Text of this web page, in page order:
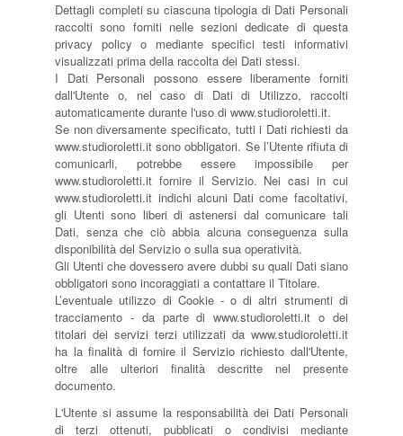
Dettagli completi su ciascuna tipologia di Dati Personali
raccolti sono forniti nelle sezioni dedicate di questa
privacy policy o mediante specifici testi informativi
visualizzati prima della raccolta dei Dati stessi.
I Dati Personali possono essere liberamente forniti
dall'Utente o, nel caso di Dati di Utilizzo, raccolti
automaticamente durante l'uso di www.studioroletti.it.
Se non diversamente specificato, tutti i Dati richiesti da
www.studioroletti.it sono obbligatori. Se l’Utente rifiuta di
comunicarli, potrebbe essere impossibile per
www.studioroletti.it fornire il Servizio. Nei casi in cui
www.studioroletti.it indichi alcuni Dati come facoltativi,
gli Utenti sono liberi di astenersi dal comunicare tali
Dati, senza che ciò abbia alcuna conseguenza sulla
disponibilità del Servizio o sulla sua operatività.
Gli Utenti che dovessero avere dubbi su quali Dati siano
obbligatori sono incoraggiati a contattare il Titolare.
L’eventuale utilizzo di Cookie - o di altri strumenti di
tracciamento - da parte di www.studioroletti.it o dei
titolari dei servizi terzi utilizzati da www.studioroletti.it
ha la finalità di fornire il Servizio richiesto dall'Utente,
oltre alle ulteriori finalità descritte nel presente
documento.
L'Utente si assume la responsabilità dei Dati Personali
di terzi ottenuti, pubblicati o condivisi mediante